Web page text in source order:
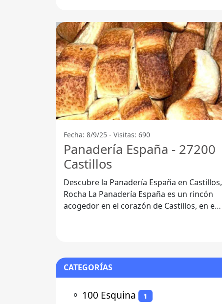
Fecha: 8/9/25 - Visitas: 690
Panadería España - 27200
Castillos
Descubre la Panadería España en Castillos,
Rocha La Panadería España es un rincón
acogedor en el corazón de Castillos, en el
CATEGORÍAS
⚬ 100 Esquina 1